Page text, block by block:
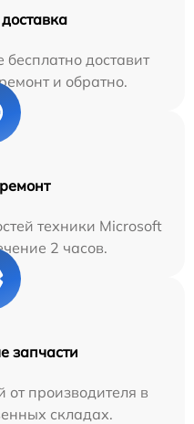
доставит
и обратно.
техники Microsoft
2 часов.
запчасти
от производителя в
складах.